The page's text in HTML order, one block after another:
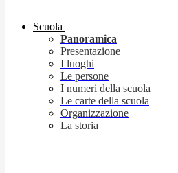
Scuola
Panoramica
Presentazione
I luoghi
Le persone
I numeri della scuola
Le carte della scuola
Organizzazione
La storia